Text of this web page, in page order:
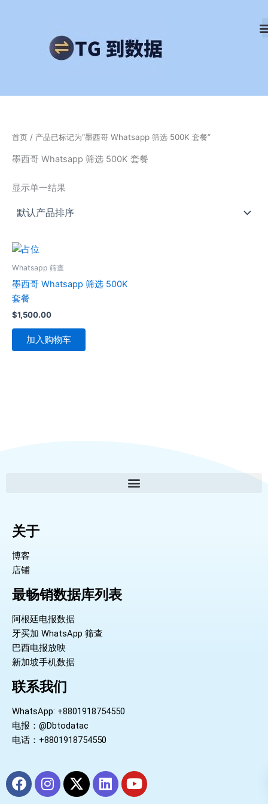
首页 / 产品已标记为“墨西哥 Whatsapp 筛选 500K 套餐”
墨西哥 Whatsapp 筛选 500K 套餐
显示单一结果
Whatsapp 筛查
墨西哥 Whatsapp 筛选 500K
套餐
$1,500.00
加入购物车
关于
博客
店铺
最畅销数据库列表
阿根廷电报数据
牙买加 WhatsApp 筛查
巴西电报放映
新加坡手机数据
联系我们
WhatsApp: +8801918754550
电报：@Dbtodatac
电话：+8801918754550
F
a
I
n
X
-
L
i
Y
o